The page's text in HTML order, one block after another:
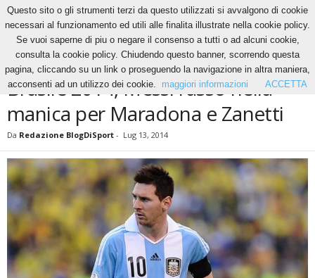
News Brasile 2014, Messi l’asso nella manica per Maradona e Zanetti
NEWS
Brasile 2014, Messi l’asso nella
manica per Maradona e Zanetti
Da Redazione BlogDiSport - Lug 13, 2014
Questo sito o gli strumenti terzi da questo utilizzati si avvalgono di cookie
necessari al funzionamento ed utili alle finalita illustrate nella cookie policy.
Se vuoi saperne di piu o negare il consenso a tutti o ad alcuni cookie,
consulta la cookie policy. Chiudendo questo banner, scorrendo questa
pagina, cliccando su un link o proseguendo la navigazione in altra maniera,
acconsenti ad un utilizzo dei cookie.
maggiori informazioni ACCETTA